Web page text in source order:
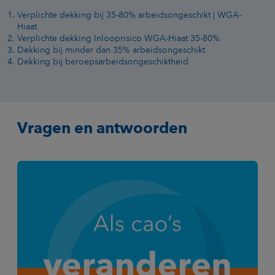
Verplichte dekking bij 35-80% arbeidsongeschikt | WGA-
Hiaat
Verplichte dekking Inlooprisico WGA-Hiaat 35-80%
Dekking bij minder dan 35% arbeidsongeschikt
Dekking bij beroepsarbeidsongeschiktheid
Vragen en antwoorden